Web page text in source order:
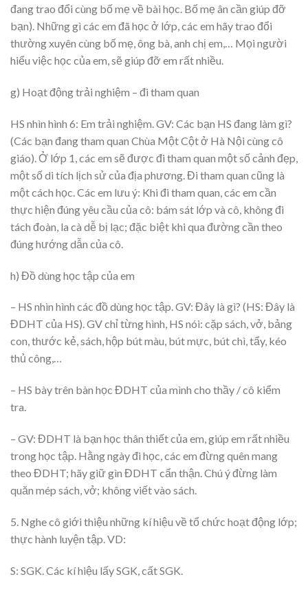
đang trao đổi cùng bố mẹ về bài học. Bố mẹ ân cần giúp đỡ
bạn). Những gì các em đã học ở lớp, các em hãy trao đổi
thường xuyên cùng bố mẹ, ông bà, anh chị em,… Mọi người
hiểu việc học của em, sẽ giúp đỡ em rất nhiều.
g) Hoạt động trải nghiệm – đi tham quan
HS nhìn hình 6: Em trải nghiệm. GV: Các bạn HS đang làm gì?
(Các bạn đang tham quan Chùa Một Cột ở Hà Nội cùng cô
giáo). Ở lớp 1, các em sẽ được đi tham quan một số cảnh đẹp,
một số di tích lịch sử của địa phương. Đi tham quan cũng là
một cách học. Các em lưu ý: Khi đi tham quan, các em cần
thực hiện đúng yêu cầu của cô: bám sát lớp và cô, không đi
tách đoàn, la cà dễ bị lạc; đặc biệt khi qua đường cần theo
đúng hướng dẫn của cô.
h) Đồ dùng học tập của em
– HS nhìn hình các đồ dùng học tập. GV: Đây là gì? (HS: Đây là
ĐDHT của HS). GV chỉ từng hình, HS nói: cặp sách, vở, bảng
con, thước kẻ, sách, hộp bút màu, bút mực, bút chì, tẩy, kéo
thủ công,…
– HS bày trên bàn học ĐDHT của mình cho thầy / cô kiểm
tra.
– GV: ĐDHT là bạn học thân thiết của em, giúp em rất nhiều
trong học tập. Hằng ngày đi học, các em đừng quên mang
theo ĐDHT; hãy giữ gìn ĐDHT cẩn thận. Chú ý đừng làm
quăn mép sách, vở; không viết vào sách.
5. Nghe cô giới thiệu những kí hiệu về tổ chức hoạt động lớp;
thực hành luyện tập. VD:
S: SGK. Các kí hiệu lấy SGK, cất SGK.